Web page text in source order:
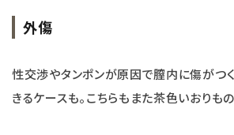
外傷
性交渉やタンポンが原因で膣内に傷がつ
きるケースも。こちらもまた茶色いおりも